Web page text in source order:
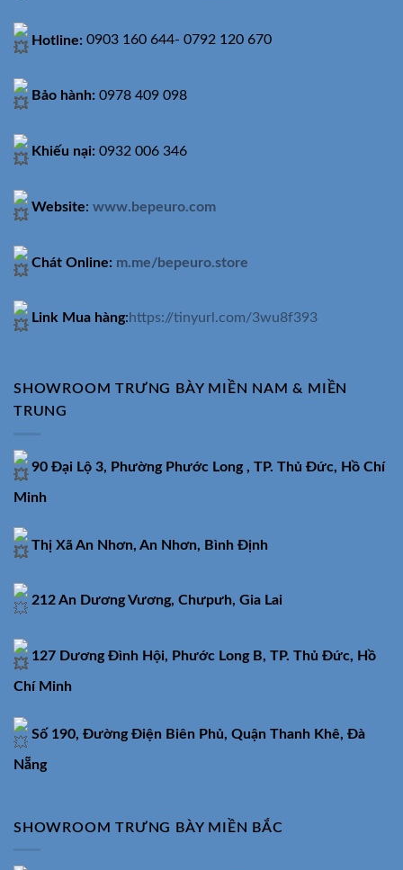
Hotline: 0903 160 644- 0792 120 670
Bảo hành: 0978 409 098
Khiếu nại: 0932 006 346
Website: www.bepeuro.com
Chát Online: m.me/bepeuro.store
Link Mua hàng:https://tinyurl.com/3wu8f393
SHOWROOM TRƯNG BÀY MIỀN NAM & MIỀN
TRUNG
90 Đại Lộ 3, Phường Phước Long , TP. Thủ Đức, Hồ Chí
Minh
Thị Xã An Nhơn, An Nhơn, Bình Định
212 An Dương Vương, Chưpưh, Gia Lai
127 Dương Đình Hội, Phước Long B, TP. Thủ Đức, Hồ
Chí Minh
Số 190, Đường Điện Biên Phủ, Quận Thanh Khê, Đà
Nẵng
SHOWROOM TRƯNG BÀY MIỀN BẮC